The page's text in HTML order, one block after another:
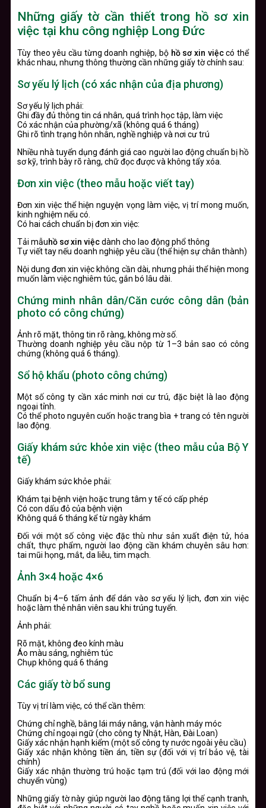
Những giấy tờ cần thiết trong hồ sơ xin
việc tại khu công nghiệp Long Đức
Tùy theo yêu cầu từng doanh nghiệp, bộ hồ sơ xin việccó thể
khác nhau, nhưng thông thường cần những giấy tờ chính sau:
Sơ yếu lý lịch (có xác nhận của địa phương)
Sơ yếu lý lịch phải:
Ghi đầy đủ thông tin cá nhân, quá trình học tập, làm việc
Có xác nhận của phường/xã (không quá 6 tháng)
Ghi rõ tình trạng hôn nhân, nghề nghiệp và nơi cư trú
Nhiều nhà tuyển dụng đánh giá cao người lao động chuẩn bị hồ
sơ kỹ, trình bày rõ ràng, chữ đọc được và không tẩy xóa.
Đơn xin việc (theo mẫu hoặc viết tay)
Đơn xin việc thể hiện nguyện vọng làm việc, vị trí mong muốn,
kinh nghiệm nếu có.
Có hai cách chuẩn bị đơn xin việc:
Tải mẫuhồ sơ xin việcdành cho lao động phổ thông
Tự viết tay nếu doanh nghiệp yêu cầu (thể hiện sự chân thành)
Nội dung đơn xin việc không cần dài, nhưng phải thể hiện mong
muốn làm việc nghiêm túc, gắn bó lâu dài.
Chứng minh nhân dân/Căn cước công dân (bản
photo có công chứng)
Ảnh rõ mặt, thông tin rõ ràng, không mờ số.
Thường doanh nghiệp yêu cầu nộp từ 1–3 bản sao có công
chứng (không quá 6 tháng).
Sổ hộ khẩu (photo công chứng)
Một số công ty cần xác minh nơi cư trú, đặc biệt là lao động
ngoại tỉnh.
Có thể photo nguyên cuốn hoặc trang bìa + trang có tên người
lao động.
Giấy khám sức khỏe xin việc (theo mẫu của Bộ Y
tế)
Giấy khám sức khỏe phải:
Khám tại bệnh viện hoặc trung tâm y tế có cấp phép
Có con dấu đỏ của bệnh viện
Không quá 6 tháng kể từ ngày khám
Đối với một số công việc đặc thù như sản xuất điện tử, hóa
chất, thực phẩm, người lao động cần khám chuyên sâu hơn:
tai mũi họng, mắt, da liễu, tim mạch.
Ảnh 3×4 hoặc 4×6
Chuẩn bị 4–6 tấm ảnh để dán vào sơ yếu lý lịch, đơn xin việc
hoặc làm thẻ nhân viên sau khi trúng tuyển.
Ảnh phải:
Rõ mặt, không đeo kính màu
Áo màu sáng, nghiêm túc
Chụp không quá 6 tháng
Các giấy tờ bổ sung
Tùy vị trí làm việc, có thể cần thêm:
Chứng chỉ nghề, bằng lái máy nâng, vận hành máy móc
Chứng chỉ ngoại ngữ (cho công ty Nhật, Hàn, Đài Loan)
Giấy xác nhận hạnh kiểm (một số công ty nước ngoài yêu cầu)
Giấy xác nhận không tiền án, tiền sự (đối với vị trí bảo vệ, tài
chính)
Giấy xác nhận thường trú hoặc tạm trú (đối với lao động mới
chuyển vùng)
Những giấy tờ này giúp người lao động tăng lợi thế cạnh tranh,